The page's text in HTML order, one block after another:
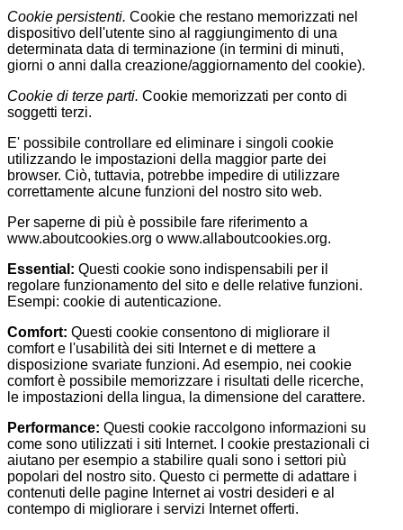
Cookie persistenti. Cookie che restano memorizzati nel
dispositivo dell'utente sino al raggiungimento di una
determinata data di terminazione (in termini di minuti,
giorni o anni dalla creazione/aggiornamento del cookie).
Cookie di terze parti. Cookie memorizzati per conto di
soggetti terzi.
E' possibile controllare ed eliminare i singoli cookie
utilizzando le impostazioni della maggior parte dei
browser. Ciò, tuttavia, potrebbe impedire di utilizzare
correttamente alcune funzioni del nostro sito web.
Per saperne di più è possibile fare riferimento a
www.aboutcookies.org o www.allaboutcookies.org.
Essential: Questi cookie sono indispensabili per il
regolare funzionamento del sito e delle relative funzioni.
Esempi: cookie di autenticazione.
Comfort: Questi cookie consentono di migliorare il
comfort e l'usabilità dei siti Internet e di mettere a
disposizione svariate funzioni. Ad esempio, nei cookie
comfort è possibile memorizzare i risultati delle ricerche,
le impostazioni della lingua, la dimensione del carattere.
Performance: Questi cookie raccolgono informazioni su
come sono utilizzati i siti Internet. I cookie prestazionali ci
aiutano per esempio a stabilire quali sono i settori più
popolari del nostro sito. Questo ci permette di adattare i
contenuti delle pagine Internet ai vostri desideri e al
contempo di migliorare i servizi Internet offerti.